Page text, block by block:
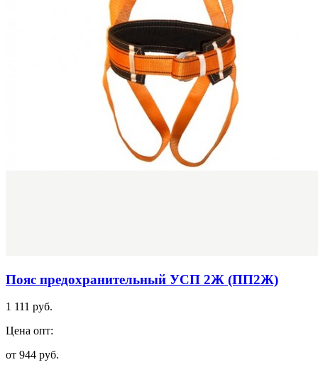
Пояс предохранительный УСП 2Ж (ПП2Ж)
1 111 руб.
Цена опт:
от 944 руб.